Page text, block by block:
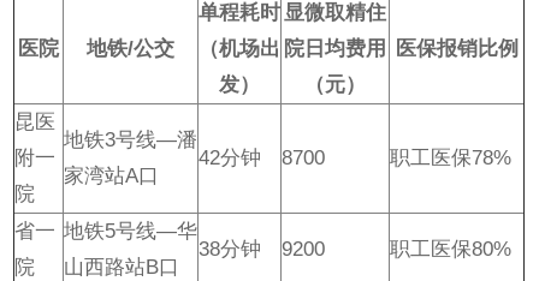
医院 地铁/公交
单程耗时
（机场出
发）
显微取精住
院日均费用
（元）
医保报销比例
昆医
附一
院
地铁3号线—潘
家湾站A口
42分钟 8700 职工医保78%
省一
院
地铁5号线—华
山西路站B口
38分钟 9200 职工医保80%